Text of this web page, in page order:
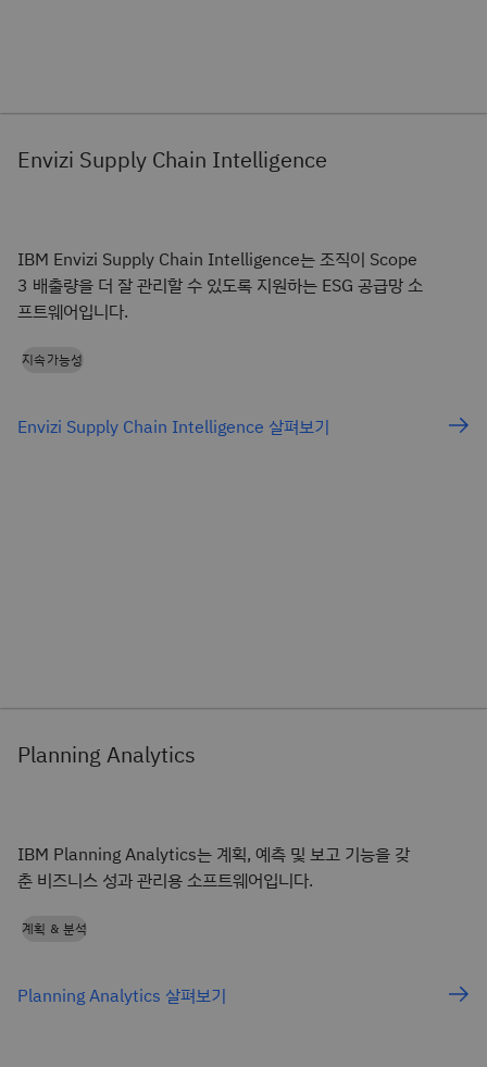
Envizi Supply Chain Intelligence
IBM Envizi Supply Chain Intelligence는 조직이 Scope
3 배출량을 더 잘 관리할 수 있도록 지원하는 ESG 공급망 소
프트웨어입니다.
지속가능성
Envizi Supply Chain Intelligence 살펴보기
Planning Analytics
IBM Planning Analytics는 계획, 예측 및 보고 기능을 갖
춘 비즈니스 성과 관리용 소프트웨어입니다.
계획 & 분석
Planning Analytics 살펴보기